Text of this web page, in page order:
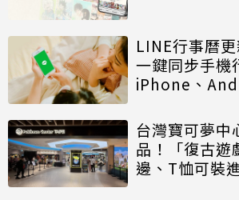
LINE行事曆
一鍵同步手機
iPhone、
台灣寶可夢中
品！「復古遊
邊、T恤可裝